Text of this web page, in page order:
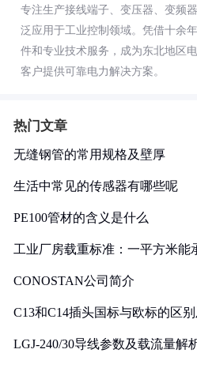
专注生产接线端子、变压器、变频
泛应用于工业控制领域。凭借十余
件和专业技术服务，成为东北地区
客户提供可靠电力解决方案。
热门文章
无缝钢管的常用规格及壁厚
生活中常见的传感器有哪些呢
PE100管材的含义是什么
工业厂房载重标准：一平方米能
CONOSTAN公司简介
C13和C14插头国标与欧标的区
LGJ-240/30导线参数及载流量解